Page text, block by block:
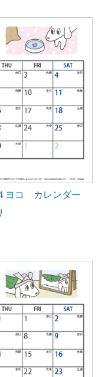
ヨコ カレンダー